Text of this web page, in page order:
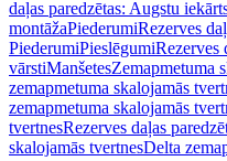
daļas paredzētas: Augstu
montāžaPiederumiRezerves
PiederumiPieslēgumiRezerves
vārstiManšetesZemapmetuma
zemapmetuma skalojamās
zemapmetuma skalojamās
tvertnesRezerves daļas
skalojamās tvertnesDelta